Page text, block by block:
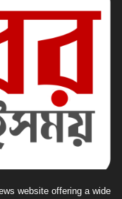
website offering a wide